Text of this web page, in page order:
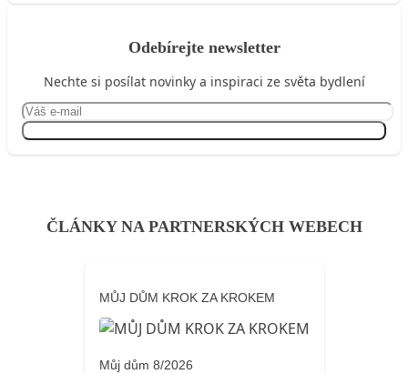
Odebírejte newsletter
Nechte si posílat novinky a inspiraci ze světa bydlení
ČLÁNKY NA PARTNERSKÝCH WEBECH
MŮJ DŮM KROK ZA KROKEM
Můj dům 8/2026